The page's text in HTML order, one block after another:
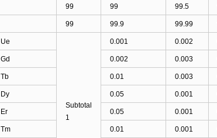
99 99 99.5
99 99.9 99.99
Ue
Subtotal
1
0.001 0.002
Gd 0.002 0.003
Tb 0.01 0.003
Dy 0.05 0.001
Er 0.05 0.001
Tm 0.01 0.001